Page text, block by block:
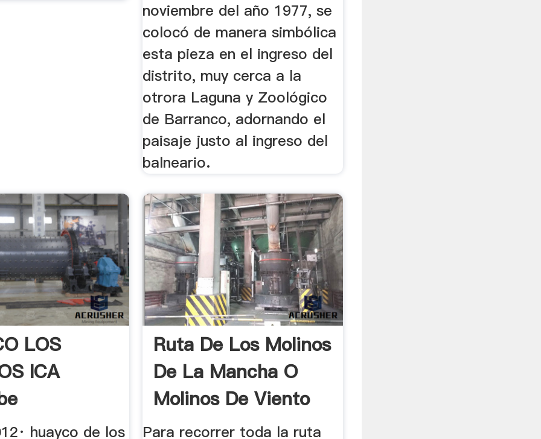
noviembre del año 1977, se
colocó de manera simbólica
esta pieza en el ingreso del
distrito, muy cerca a la
otrora Laguna y Zoológico
de Barranco, adornando el
paisaje justo al ingreso del
balneario.
LOS
ICA
huayco de los
Ruta De Los Molinos
De La Mancha O
Molinos De Viento
De ...
Para recorrer toda la ruta